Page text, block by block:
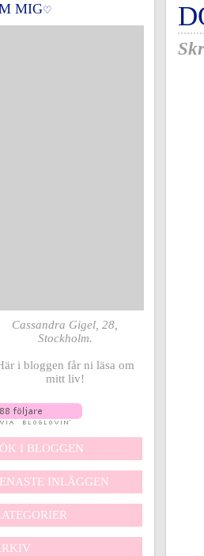
MIG♡
Cassandra Gigel, 28,
Stockholm.
i bloggen får ni läsa om
mitt liv!
I BLOGGEN
INLÄGGEN